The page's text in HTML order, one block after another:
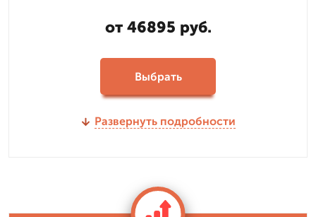
от 46895 руб.
Выбрать
Развернуть подробности